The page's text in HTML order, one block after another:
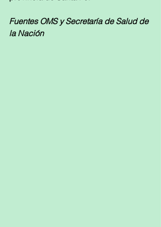
Fuentes OMS y Secretaría de Salud de
la Nación